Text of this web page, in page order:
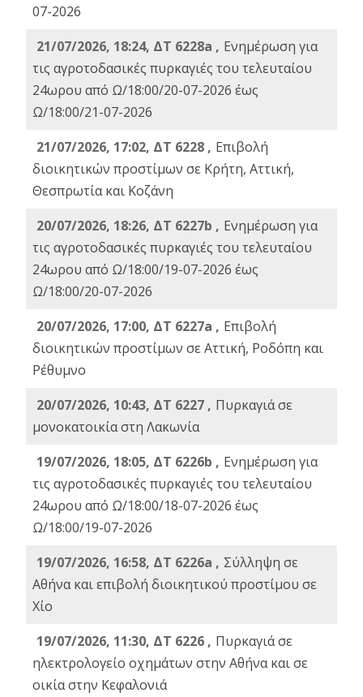
07-2026
21/07/2026, 18:24, ΔΤ 6228a , Ενημέρωση για
τις αγροτοδασικές πυρκαγιές του τελευταίου
24ωρου από Ω/18:00/20-07-2026 έως
Ω/18:00/21-07-2026
21/07/2026, 17:02, ΔΤ 6228 , Επιβολή
διοικητικών προστίμων σε Κρήτη, Αττική,
Θεσπρωτία και Κοζάνη
20/07/2026, 18:26, ΔΤ 6227b , Ενημέρωση για
τις αγροτοδασικές πυρκαγιές του τελευταίου
24ωρου από Ω/18:00/19-07-2026 έως
Ω/18:00/20-07-2026
20/07/2026, 17:00, ΔΤ 6227a , Επιβολή
διοικητικών προστίμων σε Αττική, Ροδόπη και
Ρέθυμνο
20/07/2026, 10:43, ΔΤ 6227 , Πυρκαγιά σε
μονοκατοικία στη Λακωνία
19/07/2026, 18:05, ΔΤ 6226b , Ενημέρωση για
τις αγροτοδασικές πυρκαγιές του τελευταίου
24ωρου από Ω/18:00/18-07-2026 έως
Ω/18:00/19-07-2026
19/07/2026, 16:58, ΔΤ 6226a , Σύλληψη σε
Αθήνα και επιβολή διοικητικού προστίμου σε
Χίο
19/07/2026, 11:30, ΔΤ 6226 , Πυρκαγιά σε
ηλεκτρολογείο οχημάτων στην Αθήνα και σε
οικία στην Κεφαλονιά